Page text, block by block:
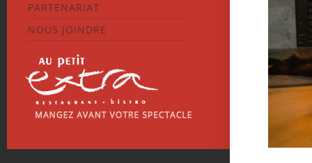
PARTENARIAT
NOUS JOINDRE